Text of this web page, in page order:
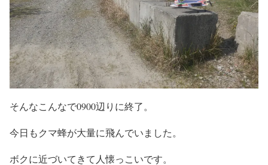
そんなこんなで0900辺りに終了。
今日もクマ蜂が大量に飛んでいました。
ボクに近づいてきて人懐っこいです。